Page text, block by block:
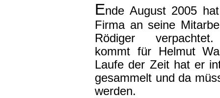
Ende August 2005
Firma an seine
Rödiger
verpachtet.
kommt für Helmut
Laufe der Zeit hat er
gesammelt und da
werden.